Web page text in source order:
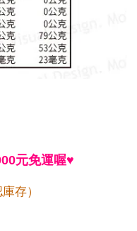
元免運喔♥
存）